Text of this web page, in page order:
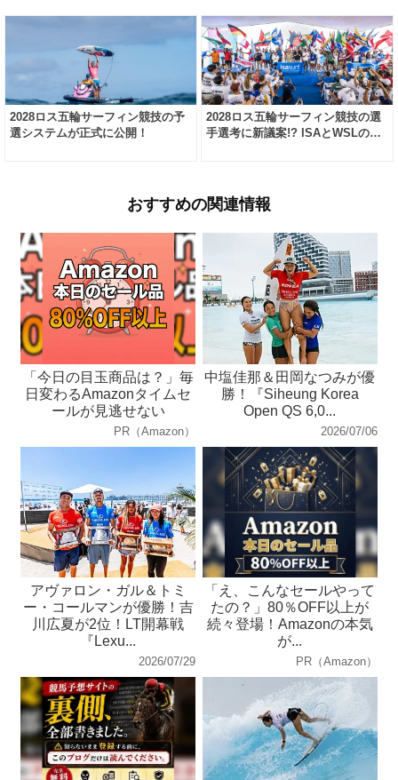
2028ロス五輪サーフィン競技の予
選システムが正式に公開！
2028ロス五輪サーフィン競技の選
手選考に新議案!? ISAとWSLの…
おすすめの関連情報
「今日の目玉商品は？」毎
日変わるAmazonタイムセ
ールが見逃せない
PR（Amazon）
中塩佳那＆田岡なつみが優
勝！『Siheung Korea
Open QS 6,0...
2026/07/06
アヴァロン・ガル＆トミ
ー・コールマンが優勝！吉
川広夏が2位！LT開幕戦
『Lexu...
2026/07/29
「え、こんなセールやって
たの？」80％OFF以上が
続々登場！Amazonの本気
が...
PR（Amazon）